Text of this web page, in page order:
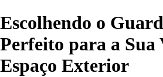
Escolhendo o
Perfeito para a Sua
Espaço Exterior